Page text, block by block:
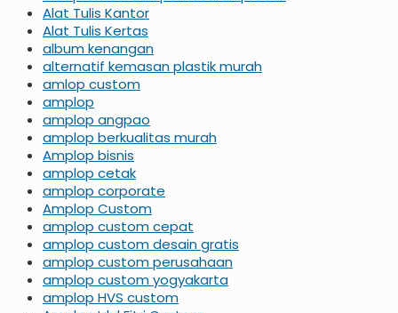
Alat Tulis Kantor
Alat Tulis Kertas
album kenangan
alternatif kemasan plastik murah
amlop custom
amplop
amplop angpao
amplop berkualitas murah
Amplop bisnis
amplop cetak
amplop corporate
Amplop Custom
amplop custom cepat
amplop custom desain gratis
amplop custom perusahaan
amplop custom yogyakarta
amplop HVS custom